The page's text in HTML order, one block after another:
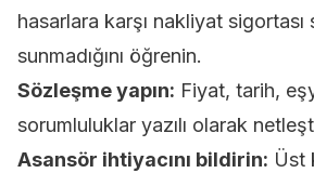
hasarlara karşı nakliyat sigortası
sunmadığını öğrenin.
Sözleşme yapın: Fiyat, tarih,
sorumluluklar yazılı olarak
Asansör ihtiyacını bildirin: Üst